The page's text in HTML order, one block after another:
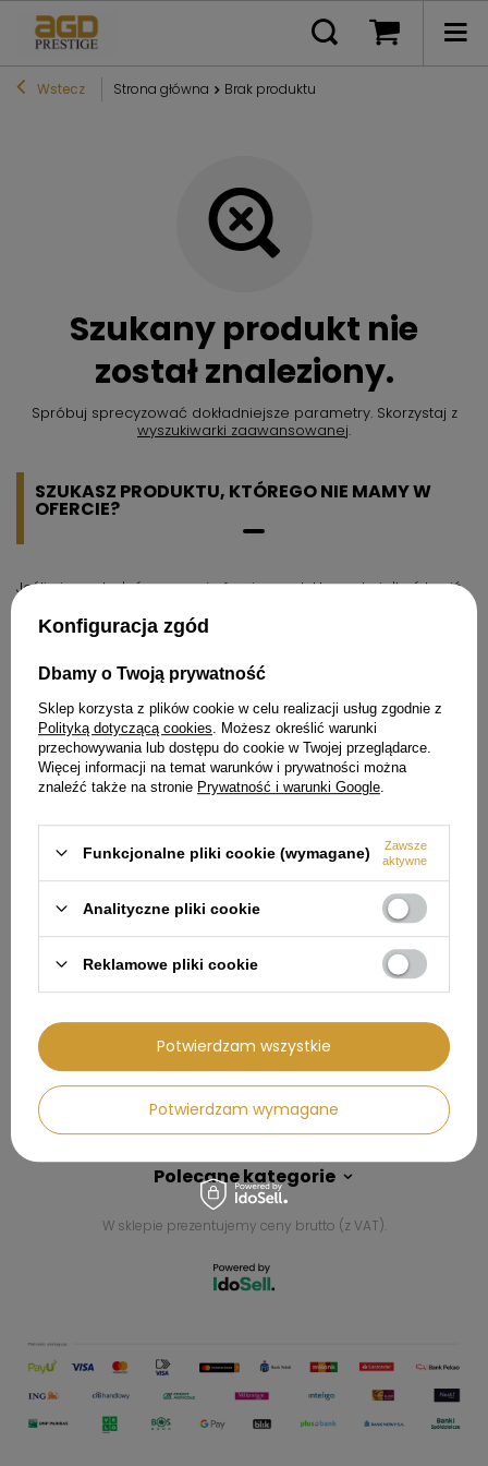
Wstecz Strona główna Brak produktu
Szukany produkt nie
został znaleziony.
Spróbuj sprecyzować dokładniejsze parametry. Skorzystaj z
wyszukiwarki zaawansowanej.
SZUKASZ PRODUKTU, KTÓREGO NIE MAMY W
OFERCIE?
Jeśli nie znalazłeś w naszej ofercie produktu, a chciałbyś kupić
formularza i przesłać nam opis szukanego przedmiotu. Aby
móc to zrobić musisz byćzalogowany
Zamówienia
Śledzenie przesyłki
Chcę zareklamować produkt
Chcę odstąpić od umowy
Chcę wymienić produkt
Kontakt
Konto
Regulaminy
Polecane kategorie
W sklepie prezentujemy ceny brutto (z VAT).
Konfiguracja zgód
Dbamy o Twoją prywatność
Sklep korzysta z plików cookie w celu realizacji usług zgodnie z
Polityką dotyczącą cookies . Możesz określić warunki
przechowywania lub dostępu do cookie w Twojej przeglądarce.
Więcej informacji na temat warunków i prywatności można
znaleźć także na stronie Prywatność i warunki Google
Funkcjonalne pliki cookie (wymagane)
Zawsze
aktywne
Analityczne pliki cookie
Reklamowe pliki cookie
Potwierdzam wymagane
Potwierdzam wszystkie